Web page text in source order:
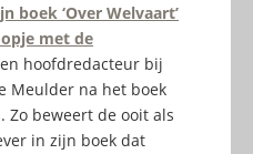
boek ‘Over Welvaart’
met de
hoofdredacteur bij
Meulder na het boek
Zo beweert de ooit als
in zijn boek dat